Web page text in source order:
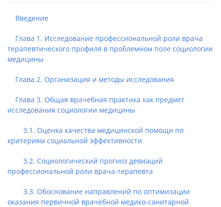
Введение
Глава 1. Исследование профессиональной роли врача
терапевтического профиля в проблемном поле социологии
медицины
Глава 2. Организация и методы исследования
Глава 3. Общая врачебная практика как предмет
исследования социологии медицины
3.1. Оценка качества медицинской помощи по
критериям социальной эффективности
3.2. Социологический прогноз девиаций
профессиональной роли врача-терапевта
3.3. Обоснование направлений по оптимизации
оказания первичной врачебной медико-санитарной